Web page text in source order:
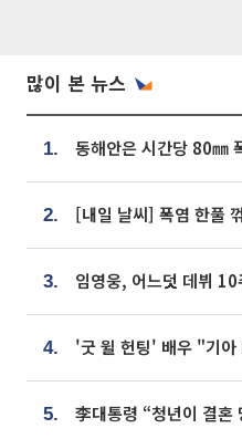
많이 본 뉴스
1.
2.
3.
4.
5.